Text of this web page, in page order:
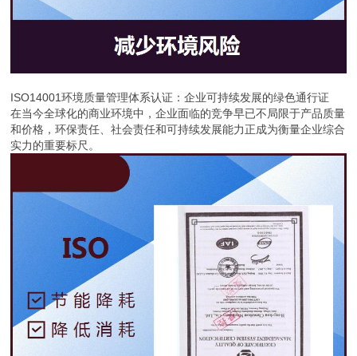
ISO14001环境质量管理体系认证：企业可持续发展的绿色通行证
在当今全球化的商业环境中，企业面临的竞争早已不局限于产品质量
和价格，环保责任、社会责任和可持续发展能力正成为衡量企业综合
实力的重要标尺。